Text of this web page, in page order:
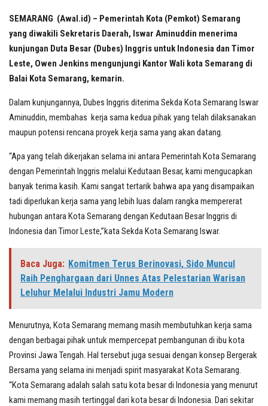
SEMARANG (Awal.id) – Pemerintah Kota (Pemkot) Semarang
yang diwakili Sekretaris Daerah, Iswar Aminuddin menerima
kunjungan Duta Besar (Dubes) Inggris untuk Indonesia dan Timor
Leste, Owen Jenkins mengunjungi Kantor Wali kota Semarang di
Balai Kota Semarang, kemarin.
Dalam kunjungannya, Dubes Inggris diterima Sekda Kota Semarang Iswar
Aminuddin, membahas kerja sama kedua pihak yang telah dilaksanakan
maupun potensi rencana proyek kerja sama yang akan datang.
“Apa yang telah dikerjakan selama ini antara Pemerintah Kota Semarang
dengan Pemerintah Inggris melalui Kedutaan Besar, kami mengucapkan
banyak terima kasih. Kami sangat tertarik bahwa apa yang disampaikan
tadi diperlukan kerja sama yang lebih luas dalam rangka mempererat
hubungan antara Kota Semarang dengan Kedutaan Besar Inggris di
Indonesia dan Timor Leste,”kata Sekda Kota Semarang Iswar.
Baca Juga: Komitmen Terus Berinovasi, Sido Muncul
Raih Penghargaan dari Unnes Atas Pelestarian Warisan
Leluhur Melalui Industri Jamu Modern
Menurutnya, Kota Semarang memang masih membutuhkan kerja sama
dengan berbagai pihak untuk mempercepat pembangunan di ibu kota
Provinsi Jawa Tengah. Hal tersebut juga sesuai dengan konsep Bergerak
Bersama yang selama ini menjadi spirit masyarakat Kota Semarang.
“Kota Semarang adalah salah satu kota besar di Indonesia yang menurut
kami memang masih tertinggal dari kota besar di Indonesia. Dari sekitar